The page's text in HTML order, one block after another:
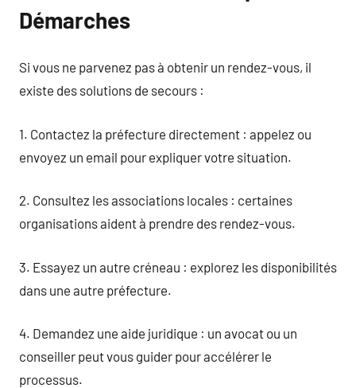
Démarches
Si vous ne parvenez pas à obtenir un rendez-vous, il
existe des solutions de secours :
1. Contactez la préfecture directement : appelez ou
envoyez un email pour expliquer votre situation.
2. Consultez les associations locales : certaines
organisations aident à prendre des rendez-vous.
3. Essayez un autre créneau : explorez les disponibilités
dans une autre préfecture.
4. Demandez une aide juridique : un avocat ou un
conseiller peut vous guider pour accélérer le
processus.